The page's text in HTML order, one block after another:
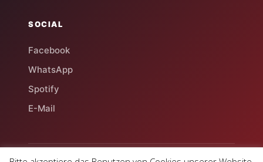
SOCIAL
Facebook
WhatsApp
Spotify
E-Mail